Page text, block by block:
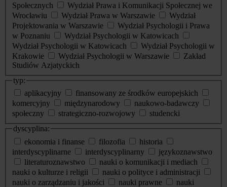
Społecznych
Wydział Prawa i Komunikacji Społecznej we
Wrocławiu
Wydział Prawa w Warszawie
Wydział
Projektowania w Warszawie
Wydział Psychologii i Prawa
w Poznaniu
Wydział Psychologii w Katowicach
Wydział Psychologii w Katowicach
Wydział Psychologii w
Krakowie
Wydział Psychologii w Warszawie
Zakład
Studiów Azjatyckich
typ:
aplikacyjny
finansowany ze środków europejskich
komercyjny
międzynarodowy
naukowo-badawczy
społeczny
strategiczno-rozwojowy
studencki
dyscyplina:
ekonomia i finanse
filozofia
historia
interdyscyplinarne
interdyscyplinarny
językoznawstwo
literaturoznawstwo
nauki o komunikacji i mediach
nauki o kulturze i religii
nauki o polityce i administracji
nauki o zarządzaniu i jakości
nauki prawne
nauki